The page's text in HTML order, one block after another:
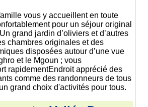
vous y accueillent en toute
pour un séjour original
grand jardin d’oliviers et d’autres
chambres originales et des
disposées autour d’une vue
et le Mgoun ; vous
rapidementEndroit apprécié des
comme des randonneurs de tous
grand choix d'activités pour tous.